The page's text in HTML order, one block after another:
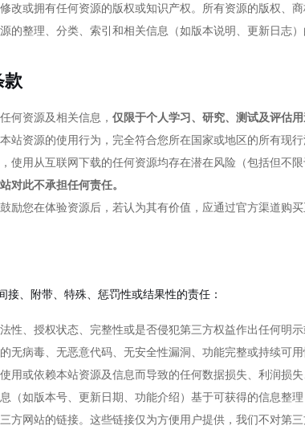
改或拥有任何资源的版权或知识产权。所有资源的版权、
的整理、分类、索引和相关信息（如版本说明、更新日志）
款
何资源及相关信息， 仅限于个人学习、研究、测试及评估
站资源的使用行为，完全符合您所在国家或地区的所有现
使用从互联网下载的任何资源均存在潜在风险（包括但不
对此不承担任何责任。
励您在体验资源后，若认为其有价值，应通过官方渠道购
、附带、特殊、惩罚性或结果性的责任：
性、授权状态、完整性或是否侵犯第三方权益作出任何明示
无病毒、无恶意代码、无安全性漏洞、功能完整或持续可用
用或依赖本站资源及信息而导致的任何数据损失、利润损
（如版本号、更新日期、功能介绍）基于可获得的信息整
方网站的链接。这些链接仅为方便用户提供，我们不对第